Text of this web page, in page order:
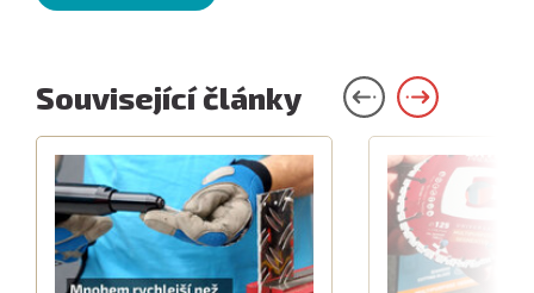
Související články